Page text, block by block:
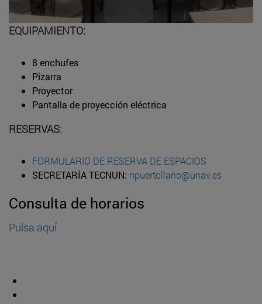
EQUIPAMIENTO:
8 enchufes
Pizarra
Proyector
Pantalla de proyección eléctrica
RESERVAS:
FORMULARIO DE RESERVA DE ESPACIOS
SECRETARÍA TECNUN: npuertollano@unav.es
Consulta de horarios
Pulsa aquí